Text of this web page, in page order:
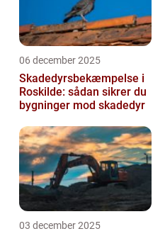
06 december 2025
Skadedyrsbekæmpelse i
Roskilde: sådan sikrer du
bygninger mod skadedyr
03 december 2025